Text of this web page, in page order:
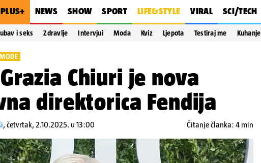
PLUS+ NEWS SHOW SPORT LIFE&STYLE VIRAL SCI/TECH
i seks Zdravlje Intervjui Moda Kviz Ljepota Testiraj me Kuhanje
Chiuri je nova
direktorica Fendija
,četvrtak, 2.10.2025. u 13:00 Čitanje članka: 4 min